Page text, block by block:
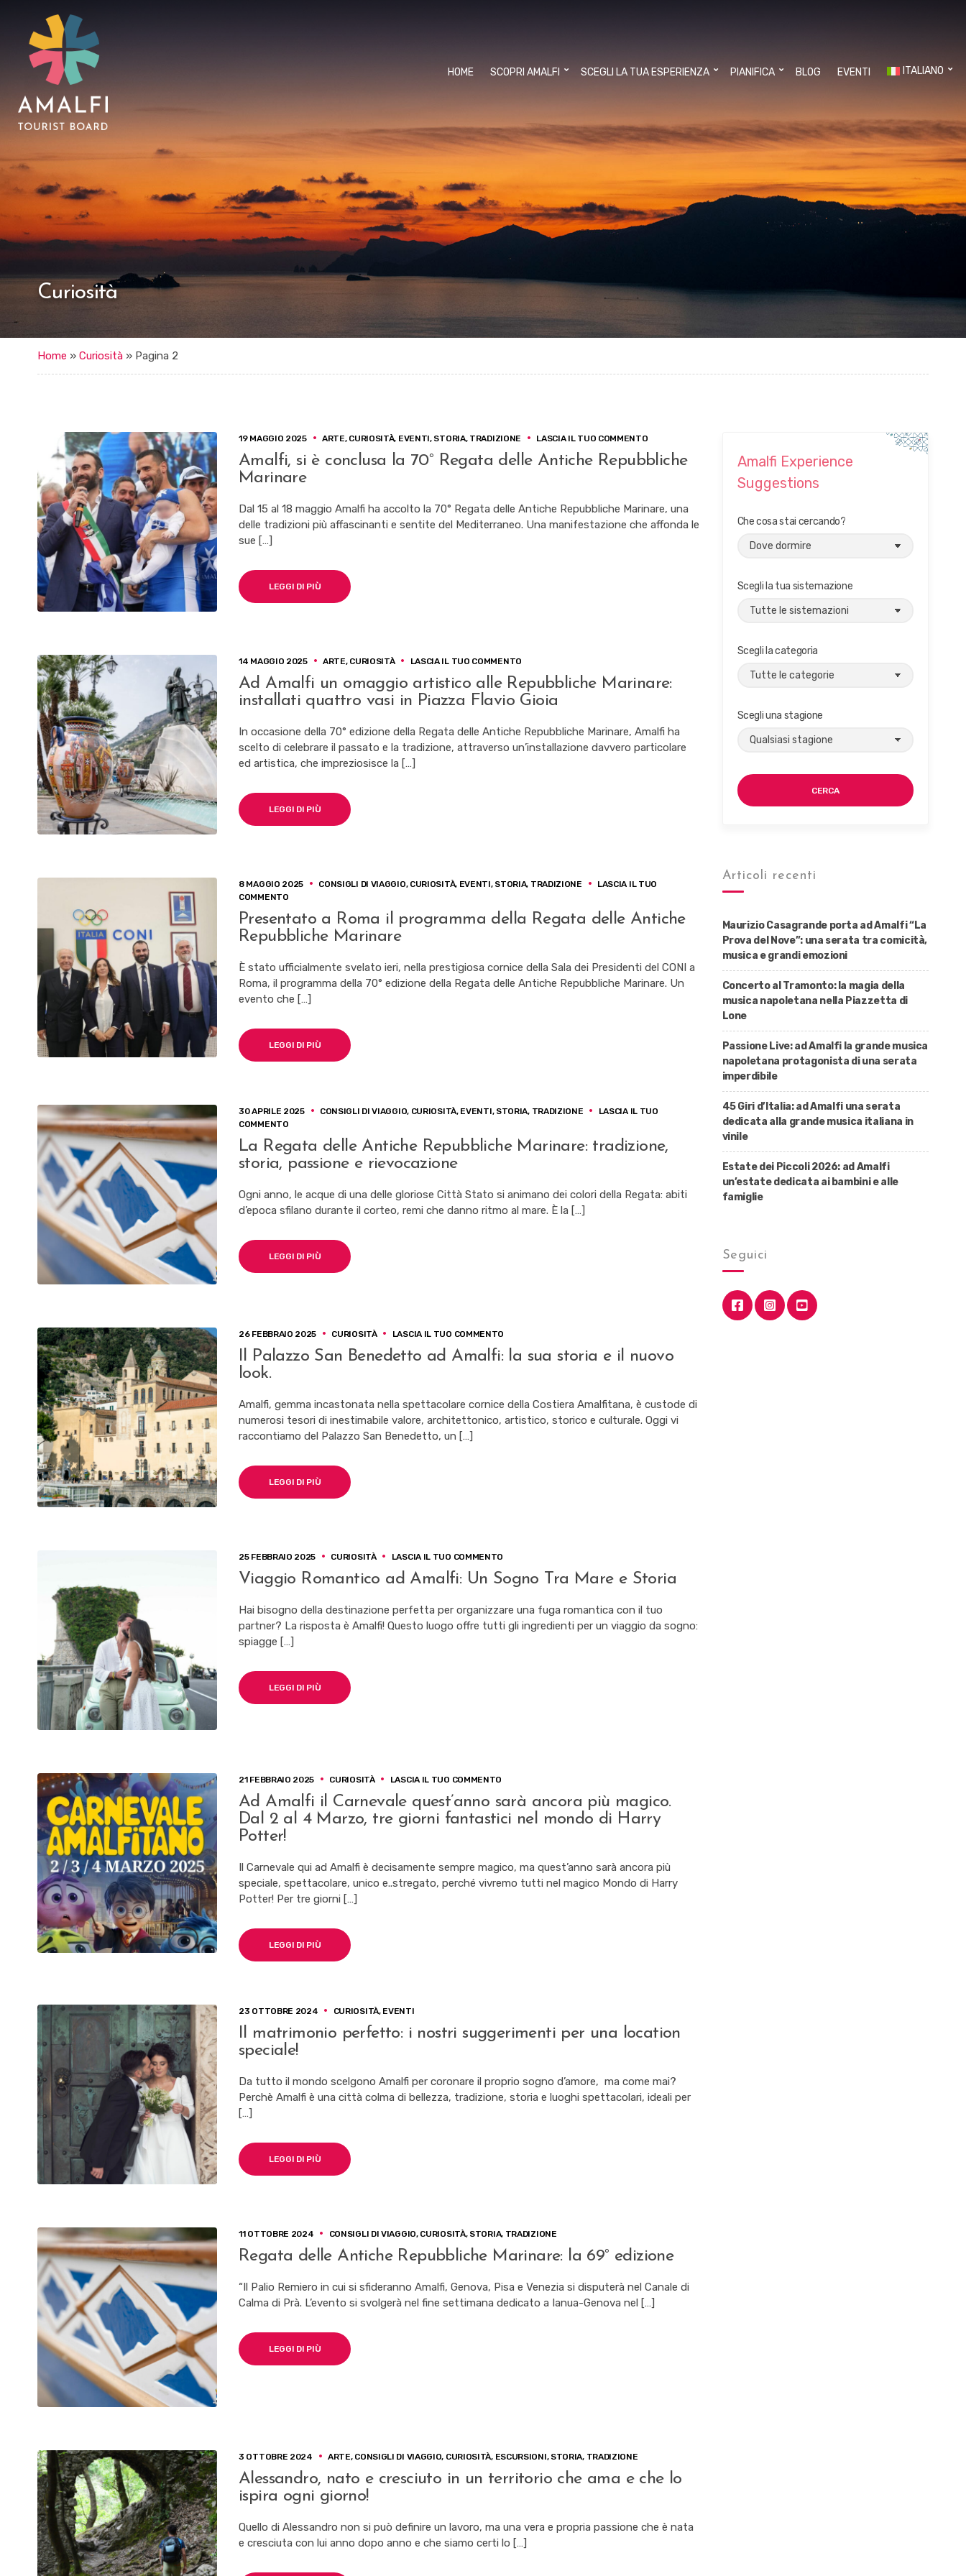
HOME SCOPRI AMALFI SCEGLI LA TUA ESPERIENZA PIANIFICA BLOG EVENTI ITALIANO
Curiosità
Home » Curiosità » Pagina 2
19 MAGGIO 2025 ARTE, CURIOSITÀ, EVENTI, STORIA, TRADIZIONE LASCIA IL TUO COMMENTOSU
AMALFI,
SI
70°
REGATA
Amalfi, si è conclusa la 70° Regata delle Antiche Repubbliche
Marinare
Dal 15 al 18 maggio Amalfi ha accolto la 70° Regata delle Antiche Repubbliche Marinare, una
delle tradizioni più affascinanti e sentite del Mediterraneo. Una manifestazione che affonda le
sue […]
LEGGI DI PIÙ
14 MAGGIO 2025 ARTE, CURIOSITÀ LASCIA IL TUO COMMENTOSU
AMALFI
UN
ARTISTICO
ALLE
REPUBBLICHE
Ad Amalfi un omaggio artistico alle Repubbliche Marinare:
installati quattro vasi in Piazza Flavio Gioia
In occasione della 70° edizione della Regata delle Antiche Repubbliche Marinare, Amalfi ha
scelto di celebrare il passato e la tradizione, attraverso un’installazione davvero particolare
ed artistica, che impreziosisce la […]
LEGGI DI PIÙ
8 MAGGIO 2025 CONSIGLI DI VIAGGIO, CURIOSITÀ, EVENTI, STORIA, TRADIZIONE
LASCIA IL TUO
COMMENTOSU
PRESENTATO
A
ROMA
PROGRAMMA
DELLA
REGATA
DELLE
MARINARE
Presentato a Roma il programma della Regata delle Antiche
Repubbliche Marinare
È stato ufficialmente svelato ieri, nella prestigiosa cornice della Sala dei Presidenti del CONI a
Roma, il programma della 70° edizione della Regata delle Antiche Repubbliche Marinare. Un
evento che […]
LEGGI DI PIÙ
30 APRILE 2025 CONSIGLI DI VIAGGIO, CURIOSITÀ, EVENTI, STORIA, TRADIZIONE
LASCIA IL TUO
COMMENTOSU
REGATA
DELLE
REPUBBLICHE
MARINARE:
TRADIZIONE,
PASSIONE
E
RIEVOCAZIONE
La Regata delle Antiche Repubbliche Marinare: tradizione,
storia, passione e rievocazione
Ogni anno, le acque di una delle gloriose Città Stato si animano dei colori della Regata: abiti
d’epoca sfilano durante il corteo, remi che danno ritmo al mare. È la […]
LEGGI DI PIÙ
26 FEBBRAIO 2025 CURIOSITÀ LASCIA IL TUO COMMENTO
IL
PALAZZO
AD
AMALFI:
LA
Il Palazzo San Benedetto ad Amalfi: la sua storia e il nuovo
look.
Amalfi, gemma incastonata nella spettacolare cornice della Costiera Amalfitana, è custode di
numerosi tesori di inestimabile valore, architettonico, artistico, storico e culturale. Oggi vi
raccontiamo del Palazzo San Benedetto, un […]
LEGGI DI PIÙ
25 FEBBRAIO 2025 CURIOSITÀ LASCIA IL TUO COMMENTO
ROMANTICO
AMALFI:
UN
SOGNO
Viaggio Romantico ad Amalfi: Un Sogno Tra Mare e Storia
Hai bisogno della destinazione perfetta per organizzare una fuga romantica con il tuo
partner? La risposta è Amalfi! Questo luogo offre tutti gli ingredienti per un viaggio da sogno:
spiagge […]
LEGGI DI PIÙ
21 FEBBRAIO 2025 CURIOSITÀ LASCIA IL TUO COMMENTO
AMALFI
IL
ANCORA
PIÙ
DI
Ad Amalfi il Carnevale quest’anno sarà ancora più magico.
Dal 2 al 4 Marzo, tre giorni fantastici nel mondo di Harry
Potter!
Il Carnevale qui ad Amalfi è decisamente sempre magico, ma quest’anno sarà ancora più
speciale, spettacolare, unico e..stregato, perché vivremo tutti nel magico Mondo di Harry
Potter! Per tre giorni […]
LEGGI DI PIÙ
23 OTTOBRE 2024 CURIOSITÀ, EVENTI
Il matrimonio perfetto: i nostri suggerimenti per una location
speciale!
Da tutto il mondo scelgono Amalfi per coronare il proprio sogno d’amore, ma come mai?
Perchè Amalfi è una città colma di bellezza, tradizione, storia e luoghi spettacolari, ideali per
[…]
LEGGI DI PIÙ
11 OTTOBRE 2024 CONSIGLI DI VIAGGIO, CURIOSITÀ, STORIA, TRADIZIONE
Regata delle Antiche Repubbliche Marinare: la 69° edizione
“Il Palio Remiero in cui si sfideranno Amalfi, Genova, Pisa e Venezia si disputerà nel Canale di
Calma di Prà. L’evento si svolgerà nel fine settimana dedicato a Ianua-Genova nel […]
LEGGI DI PIÙ
3 OTTOBRE 2024 ARTE, CONSIGLI DI VIAGGIO, CURIOSITÀ, ESCURSIONI, STORIA, TRADIZIONE
Alessandro, nato e cresciuto in un territorio che ama e che lo
ispira ogni giorno!
Quello di Alessandro non si può definire un lavoro, ma una vera e propria passione che è nata
e cresciuta con lui anno dopo anno e che siamo certi lo […]
Amalfi Experience
Suggestions
Che cosa stai cercando?
Scegli la tua sistemazione
Scegli la categoria
Scegli una stagione
CERCA
Articoli recenti
Maurizio Casagrande porta ad Amalfi “La
Prova del Nove”: una serata tra comicità,
musica e grandi emozioni
Concerto al Tramonto: la magia della
musica napoletana nella Piazzetta di
Lone
Passione Live: ad Amalfi la grande musica
napoletana protagonista di una serata
imperdibile
45 Giri d’Italia: ad Amalfi una serata
dedicata alla grande musica italiana in
vinile
Estate dei Piccoli 2026: ad Amalfi
un’estate dedicata ai bambini e alle
famiglie
Seguici